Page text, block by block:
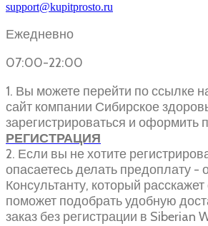
support@kupitprosto.ru
Ежедневно
07:00-22:00
1. Вы можете перейти по ссылке
сайт компании Сибирское
зарегистрироваться и оформить
РЕГИСТРАЦИЯ
2. Если вы не хотите
опасаетесь делать предоплату -
Консультанту, который
поможет подобрать удобную
заказ без регистрации в Siberian